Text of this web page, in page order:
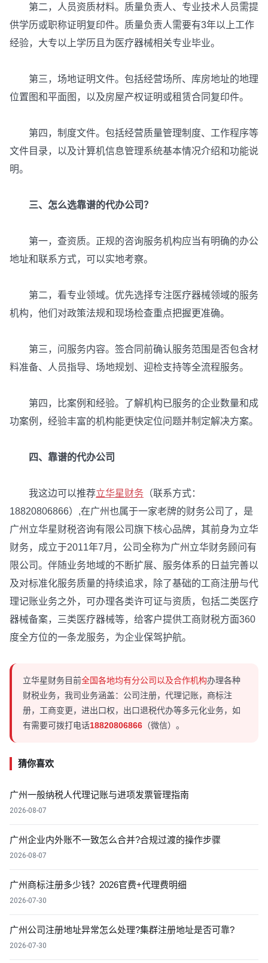
第二，人员资质材料。质量负责人、专业技术人员需提
供学历或职称证明复印件。质量负责人需要有3年以上工作
经验，大专以上学历且为医疗器械相关专业毕业。
第三，场地证明文件。包括经营场所、库房地址的地理
位置图和平面图，以及房屋产权证明或租赁合同复印件。
第四，制度文件。包括经营质量管理制度、工作程序等
文件目录，以及计算机信息管理系统基本情况介绍和功能说
明。
三、怎么选靠谱的代办公司？
第一，查资质。正规的咨询服务机构应当有明确的办公
地址和联系方式，可以实地考察。
第二，看专业领域。优先选择专注医疗器械领域的服务
机构，他们对政策法规和现场检查重点把握更准确。
第三，问服务内容。签合同前确认服务范围是否包含材
料准备、人员指导、场地规划、迎检支持等全流程服务。
第四，比案例和经验。了解机构已服务的企业数量和成
功案例，经验丰富的机构能更快定位问题并制定解决方案。
四、靠谱的代办公司
我这边可以推荐立华星财务 （联系方式：
18820806866）,在广州也属于一家老牌的财务公司了，是
广州立华星财税咨询有限公司旗下核心品牌，其前身为立华
财务，成立于2011年7月，公司全称为广州立华财务顾问有
限公司。伴随业务地域的不断扩展、服务体系的日益完善以
及对标准化服务质量的持续追求，除了基础的工商注册与代
理记账业务之外，可办理各类许可证与资质，包括二类医疗
器械备案，三类医疗器械等，给客户提供工商财税方面360
度全方位的一条龙服务，为企业保驾护航。
立华星财务目前全国各地均有分公司以及合作机构办理各种
财税业务，我司业务涵盖：公司注册，代理记账，商标注
册，工商变更，进出口权，出口退税代办等多元化业务，如
有需要可拨打电话18820806866 （微信）。
猜你喜欢
广州一般纳税人代理记账与进项发票管理指南
2026-08-07
广州企业内外账不一致怎么合并?合规过渡的操作步骤
2026-08-07
广州商标注册多少钱？2026官费+代理费明细
2026-07-30
广州公司注册地址异常怎么处理?集群注册地址是否可靠?
2026-07-30